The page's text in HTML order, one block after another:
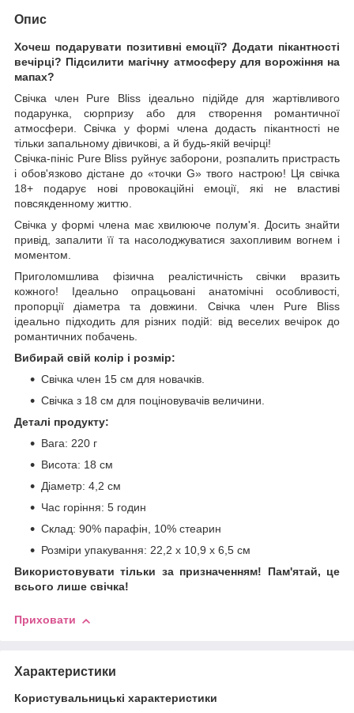
Опис
Хочеш подарувати позитивні емоції? Додати пікантності
вечірці? Підсилити магічну атмосферу для ворожіння на
мапах?
Свічка член Pure Bliss ідеально підійде для жартівливого
подарунка, сюрпризу або для створення романтичної
атмосфери. Свічка у формі члена додасть пікантності не
тільки запальному дівичкові, а й будь-якій вечірці!
Свічка-пініс Pure Bliss руйнує заборони, розпалить пристрасть
і обов'язково дістане до «точки G» твого настрою! Ця свічка
18+ подарує нові провокаційні емоції, які не властиві
повсякденному життю.
Свічка у формі члена має хвилююче полум'я. Досить знайти
привід, запалити її та насолоджуватися захопливим вогнем і
моментом.
Приголомшлива фізична реалістичність свічки вразить
кожного! Ідеально опрацьовані анатомічні особливості,
пропорції діаметра та довжини. Свічка член Pure Bliss
ідеально підходить для різних подій: від веселих вечірок до
романтичних побачень.
Вибирай свій колір і розмір:
Свічка член 15 см для новачків.
Свічка з 18 см для поціновувачів величини.
Деталі продукту:
Вага: 220 г
Висота: 18 см
Діаметр: 4,2 см
Час горіння: 5 годин
Склад: 90% парафін, 10% стеарин
Розміри упакування: 22,2 x 10,9 x 6,5 см
Використовувати тільки за призначенням! Пам'ятай, це
всього лише свічка!
Приховати
Характеристики
Користувальницькі характеристики